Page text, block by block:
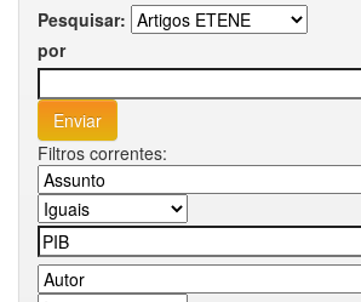
Pesquisar:
por
Filtros correntes: